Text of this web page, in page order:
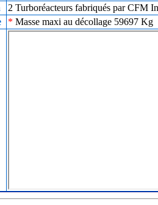
2 Turboréacteurs fabriqués par CFM
* Masse maxi au décollage 59697 Kg